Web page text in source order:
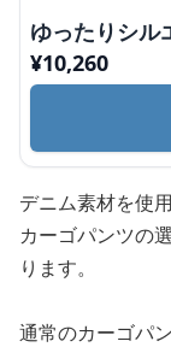
ゆったりシル
¥10,260
デニム素材を使
カーゴパンツの
ります。
通常のカーゴパ